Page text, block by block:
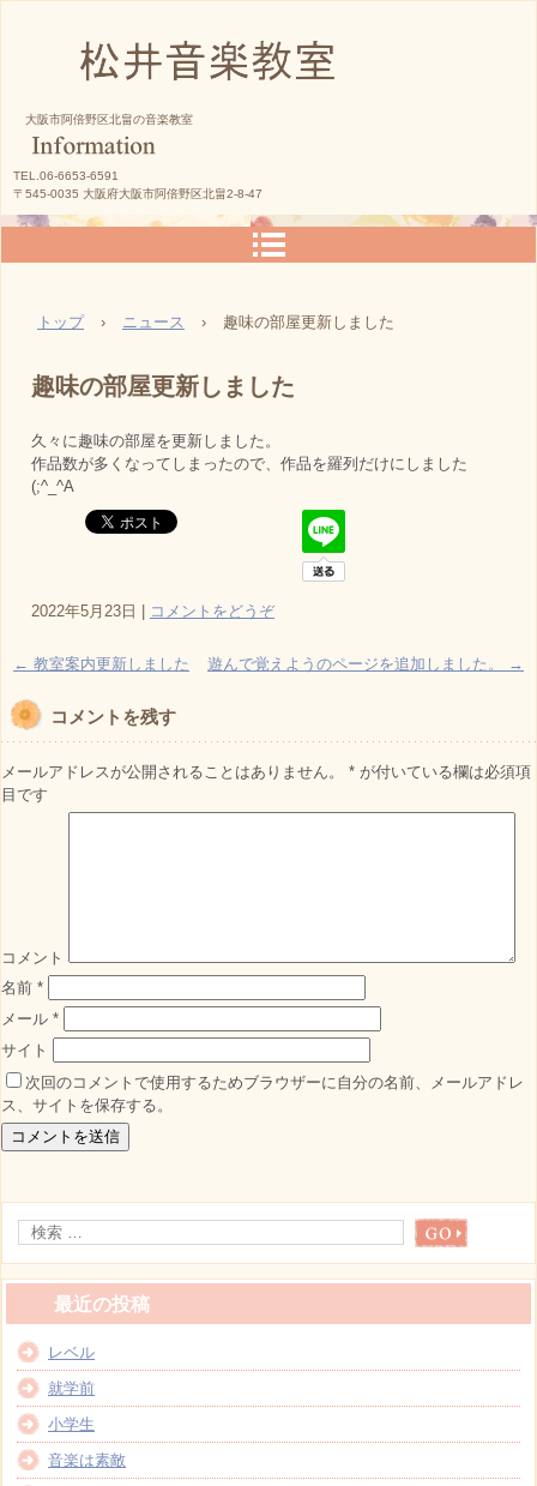
松井音楽教室
大阪市阿倍野区北畠の音楽教室
TEL.06-6653-6591
〒545-0035 大阪府大阪市阿倍野区北畠2-8-47
トップ › ニュース › 趣味の部屋更新しました
趣味の部屋更新しました
久々に趣味の部屋を更新しました。
作品数が多くなってしまったので、作品を羅列だけにしました
(;^_^A
2022年5月23日 コメントをどうぞ
← 教室案内更新しました 遊んで覚えようのページを追加しました。 →
コメントを残す
メールアドレスが公開されることはありません。 * が付いている欄は必須項
目です
コメント
名前 *
メール *
サイト
次回のコメントで使用するためブラウザーに自分の名前、メールアドレ
ス、サイトを保存する。
最近の投稿
レベル
就学前
小学生
音楽は素敵